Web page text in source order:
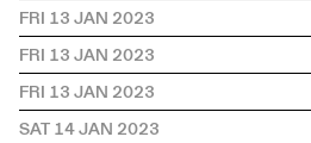
FRI 13 JAN 2023
FRI 13 JAN 2023
FRI 13 JAN 2023
SAT 14 JAN 2023